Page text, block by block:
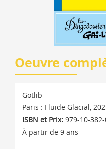
Oeuvre
Gotlib
Paris : Fluide Glacial,
ISBN et Prix: 979-10-
À partir de 9 ans